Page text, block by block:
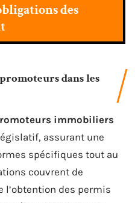
des
dans les
immobiliers
assurant une
spécifiques tout au
couvrent de
l’obtention des permis